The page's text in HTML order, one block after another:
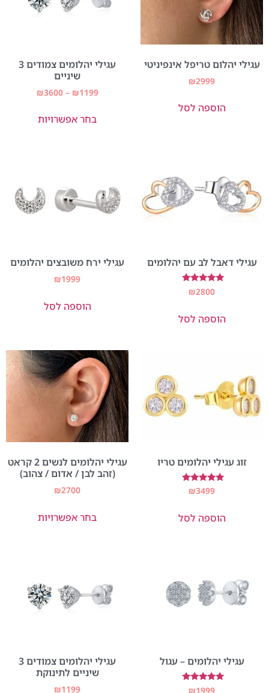
עגילי יהלום טריפל אינפיניטי
₪2999
הוספה לסל
עגילי יהלומים צמודים 3
שיניים
₪1199
–
₪3600
בחר אפשרויות
עגילי דאבל לב עם יהלומים
דורג
5.00
₪2800
הוספה לסל
עגילי ירח משובצים יהלומים
₪1999
הוספה לסל
זוג עגילי יהלומים טריו
דורג
5.00
₪3499
הוספה לסל
עגילי יהלומים לנשים 2 קראט
(זהב לבן / אדום / צהוב)
₪2700
בחר אפשרויות
עגילי יהלומים – עגול
דורג₪1999
עגילי יהלומים צמודים 3
שיניים לתינוקת
₪1199